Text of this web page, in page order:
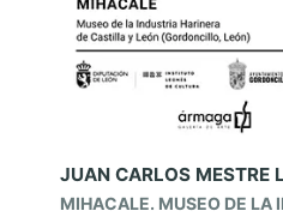
MIHACALE. MUSEO DE LA